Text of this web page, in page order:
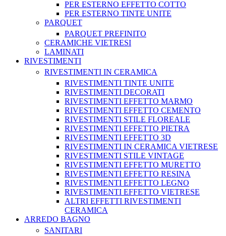
PER ESTERNO EFFETTO COTTO
PER ESTERNO TINTE UNITE
PARQUET
PARQUET PREFINITO
CERAMICHE VIETRESI
LAMINATI
RIVESTIMENTI
RIVESTIMENTI IN CERAMICA
RIVESTIMENTI TINTE UNITE
RIVESTIMENTI DECORATI
RIVESTIMENTI EFFETTO MARMO
RIVESTIMENTI EFFETTO CEMENTO
RIVESTIMENTI STILE FLOREALE
RIVESTIMENTI EFFETTO PIETRA
RIVESTIMENTI EFFETTO 3D
RIVESTIMENTI IN CERAMICA VIETRESE
RIVESTIMENTI STILE VINTAGE
RIVESTIMENTI EFFETTO MURETTO
RIVESTIMENTI EFFETTO RESINA
RIVESTIMENTI EFFETTO LEGNO
RIVESTIMENTI EFFETTO VIETRESE
ALTRI EFFETTI RIVESTIMENTI
CERAMICA
ARREDO BAGNO
SANITARI